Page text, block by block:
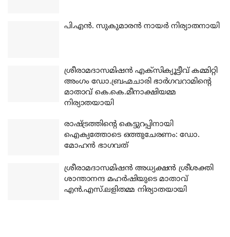
പി.എന്‍. സുകുമാരന്‍ നായര്‍ നിര്യാതനായി
ശ്രീരാമദാസമിഷന്‍ എക്‌സിക്യൂട്ടീവ് കമ്മിറ്റി
അംഗം ഡോ.ബ്രഹ്മചാരി ഭാര്‍ഗവറാമിന്റെ
മാതാവ് കെ.കെ.മീനാക്ഷിയമ്മ
നിര്യാതയായി
രാഷ്ട്രത്തിന്റെ കെട്ടുറപ്പിനായി
ഐക്യത്തോടെ ഒത്തുചേരണം: ഡോ.
മോഹന്‍ ഭാഗവത്
ശ്രീരാമദാസമിഷന്‍ അധ്യക്ഷന്‍ ശ്രീശക്തി
ശാന്താനന്ദ മഹര്‍ഷിയുടെ മാതാവ്
എന്‍.എസ്.ലളിതമ്മ നിര്യാതയായി